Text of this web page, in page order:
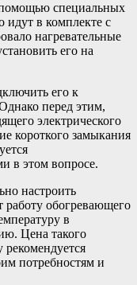
помощью специальных
в комплекте с
нагревательные
его на
его к
перед этим,
электрического
короткого замыкания
в этом вопросе.
настроить
работу обогревающего
в
Цена такого
рекомендуется
потребностям и